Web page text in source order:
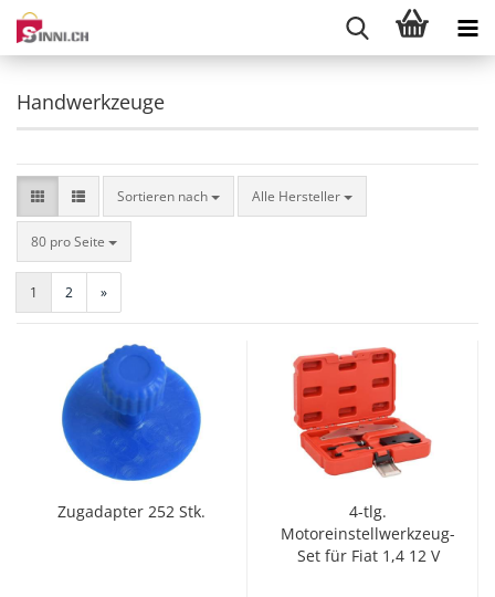
Handwerkzeuge
Sortieren nach
Sortieren nach Alle Hersteller
80 pro Seite
pro Seite
1 2 »
Zugadapter 252 Stk.
4-tlg.
Motoreinstellwerkzeug-
Set für Fiat 1,4 12 V